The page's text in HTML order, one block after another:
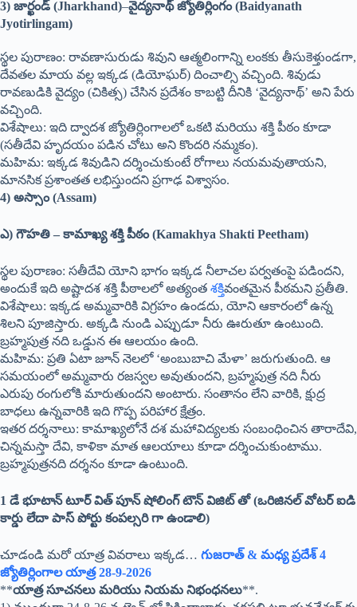
3) జార్ఖండ్ (Jharkhand)–వైద్యనాథ్ జ్యోతిర్లింగం (Baidyanath
Jyotirlingam)
స్థల పురాణం: రావణాసురుడు శివుని ఆత్మలింగాన్ని లంకకు తీసుకెళ్తుండగా,
దేవతల మాయ వల్ల ఇక్కడ (డియోఘర్) దించాల్సి వచ్చింది. శివుడు
రావణుడికి వైద్యం (చికిత్స) చేసిన ప్రదేశం కాబట్టి దీనికి ‘వైద్యనాథ్’ అని పేరు
వచ్చింది.
విశేషాలు: ఇది ద్వాదశ జ్యోతిర్లింగాలలో ఒకటి మరియు శక్తి పీఠం కూడా
(సతీదేవి హృదయం పడిన చోటు అని కొందరి నమ్మకం).
మహిమ: ఇక్కడ శివుడిని దర్శించుకుంటే రోగాలు నయమవుతాయని,
మానసిక ప్రశాంతత లభిస్తుందని ప్రగాఢ విశ్వాసం.
4) అస్సాం (Assam)
ఎ) గౌహతి – కామాఖ్య శక్తి పీఠం (Kamakhya Shakti Peetham)
స్థల పురాణం: సతీదేవి యోని భాగం ఇక్కడ నీలాచల పర్వతంపై పడిందని,
అందుకే ఇది అష్టాదశ శక్తి పీఠాలలో అత్యంత శక్తివంతమైన పీఠమని ప్రతీతి.
విశేషాలు: ఇక్కడ అమ్మవారికి విగ్రహం ఉండదు, యోని ఆకారంలో ఉన్న
శిలని పూజిస్తారు. అక్కడి నుండి ఎప్పుడూ నీరు ఊరుతూ ఉంటుంది.
బ్రహ్మపుత్ర నది ఒడ్డున ఈ ఆలయం ఉంది.
మహిమ: ప్రతి ఏటా జూన్ నెలలో ‘అంబుబాచి మేళా’ జరుగుతుంది. ఆ
సమయంలో అమ్మవారు రజస్వల అవుతుందని, బ్రహ్మపుత్ర నది నీరు
ఎరుపు రంగులోకి మారుతుందని అంటారు. సంతానం లేని వారికి, క్షుద్ర
బాధలు ఉన్నవారికి ఇది గొప్ప పరిహార క్షేత్రం.
ఇతర దర్శనాలు: కామాఖ్యలోనే దశ మహావిద్యలకు సంబంధించిన తారాదేవి,
చిన్నమస్తా దేవి, కాళికా మాత ఆలయాలు కూడా దర్శించుకుంటాము.
బ్రహ్మపుత్రనది దర్శనం కూడా ఉంటుంది.
1 డే భూటాన్ టూర్ విత్ పూన్ షోలింగ్ టౌన్ విజిట్ తో (ఒరిజినల్ వోటర్ ఐడి
కార్డు లేదా పాస్ పోర్టు కంపల్సరి గా ఉండాలి)
చూడండి మరో యాత్ర వివరాలు ఇక్కడ… గుజరాత్ & మధ్య ప్రదేశ్ 4
జ్యోతిర్లింగాల యాత్ర 28-9-2026
**యాత్ర సూచనలు మరియు నియమ నిభంధనలు**.